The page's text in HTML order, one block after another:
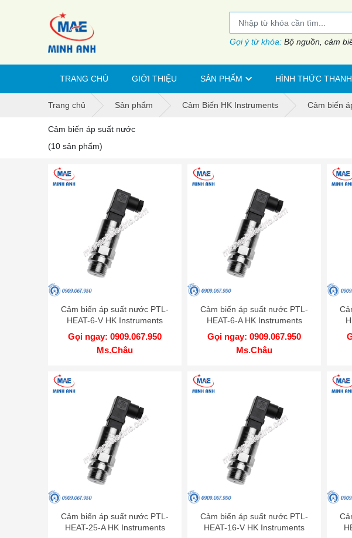
Gợi ý từ khóa: Bộ nguồn, cảm
TRANG CHỦ GIỚI THIỆU SẢN PHẨM HÌNH THỨC
Trang chủ Sản phẩm Cảm Biến HK Instruments Cảm biến
Cảm biến áp suất nước
(10 sản phẩm)
Cảm biến áp suất nước PTL-
HEAT-6-V HK Instruments
Gọi ngay: 0909.067.950
Ms.Châu
Cảm biến áp suất nước PTL-
HEAT-6-A HK Instruments
Gọi ngay: 0909.067.950
Ms.Châu
Cảm biến áp suất nước PTL-
HEAT-25-A HK Instruments
Cảm biến áp suất nước PTL-
HEAT-16-V HK Instruments